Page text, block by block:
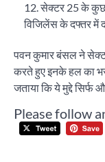
12. सेक्टर 25 के कुछ
विजिलेंस के दफ्तर में
पवन कुमार बंसल ने
करते हुए इनके हल का
जताया कि ये मुद्दे
Please follow
Post